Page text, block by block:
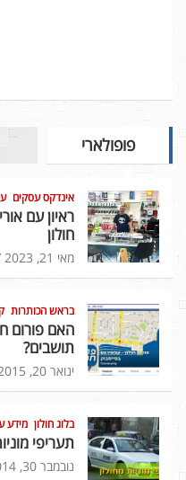
פופולארי
אינדקס עסקים
ראיון עם
חולון
מאי 21, 2023
בראש הכותרות
האם פורום
תושבים?
ינואר 20, 2015
בלוג חולון מידע
תעריפי
נובמבר 30, 2014